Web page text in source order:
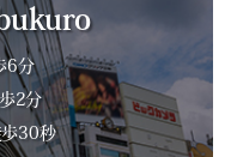
6分
2分
歩30秒